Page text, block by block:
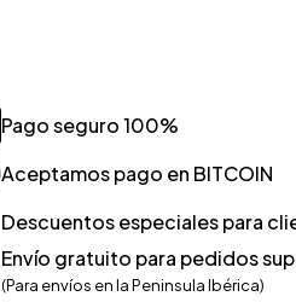
Pago seguro 100%
Aceptamos pago en BITCOIN
Descuentos especiales para
Envío gratuito para pedidos
(Para envíos en la Peninsula Ibérica)